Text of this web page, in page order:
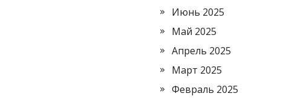
Июнь 2025
Май 2025
Апрель 2025
Март 2025
Февраль 2025